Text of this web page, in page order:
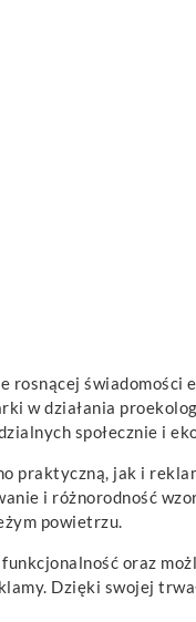
świadomości
w działania
społecznie i
praktyczną, jak i
i różnorodność
powietrzu.
funkcjonalność oraz
Dzięki swojej